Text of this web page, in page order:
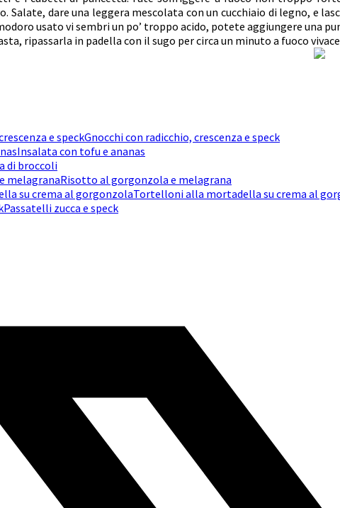
dare una leggera mescolata con un cucchiaio di legno, e
usato vi sembri un po’ troppo acido, potete aggiungere una
ripassarla in padella con il sugo per circa un minuto a fuoco
Gnocchi con radicchio, crescenza e speck
Insalata con tofu e ananas
di broccoli
Risotto al gorgonzola e melagrana
Tortelloni alla mortadella su crema al
Passatelli zucca e speck